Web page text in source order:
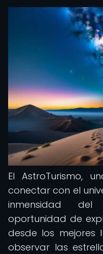
El AstroTurismo,
conectar con el
inmensidad
oportunidad de
desde los mejores
observar las